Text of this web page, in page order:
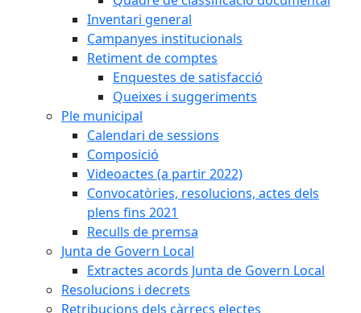
Inventari general
Campanyes institucionals
Retiment de comptes
Enquestes de satisfacció
Queixes i suggeriments
Ple municipal
Calendari de sessions
Composició
Videoactes (a partir 2022)
Convocatòries, resolucions, actes dels
plens fins 2021
Reculls de premsa
Junta de Govern Local
Extractes acords Junta de Govern Local
Resolucions i decrets
Retribucions dels càrrecs electes